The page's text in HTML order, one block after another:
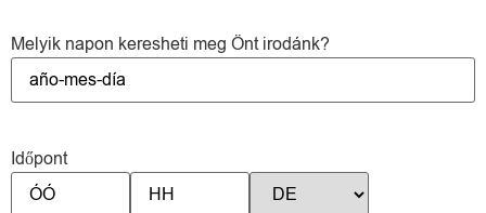
Melyik napon keresheti meg Önt irodánk?
Időpont